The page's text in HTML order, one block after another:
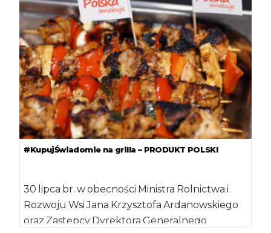
#KupujŚwiadomie na grilla – PRODUKT POLSKI
30 lipca br. w obecności Ministra Rolnictwa i
Rozwoju Wsi Jana Krzysztofa Ardanowskiego
oraz Zastępcy Dyrektora Generalnego